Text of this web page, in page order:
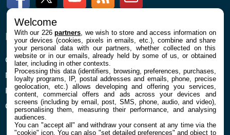
ENTREPRISE
Confidentialité et Cookies
Mentions légales et CGU
Préférences Cookies
Qui sommes nous
À PROPOS
Contact
Welcome
With our 226partners , we wish to store and access information on
your devices (cookies, pixels in emails, etc.), combine and share
your personal data with our partners, whether collected on this
website or in our emails, already held by some of us, or obtained
later, including in other contexts.
Processing this data (identifiers, browsing, preferences, purchases,
loyalty programs, IP, postal addresses and emails, phone, precise
geolocation, etc.) allows developing and offering you services,
content, commercial offers and ads across your devices and
screens (including by email, post, SMS, phone, audio, and video),
personalising them, measuring their performance, and analysing
audiences.
You can "accept all" and withdraw your consent at any time via the
"cookie" icon. You can also "set detailed preferences" and object to